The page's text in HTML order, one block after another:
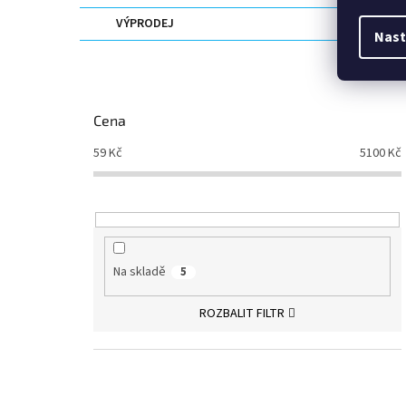
VÝPRODEJ
Cena
59Kč 5100Kč
Na skladě 5
ROZBALIT FILTR